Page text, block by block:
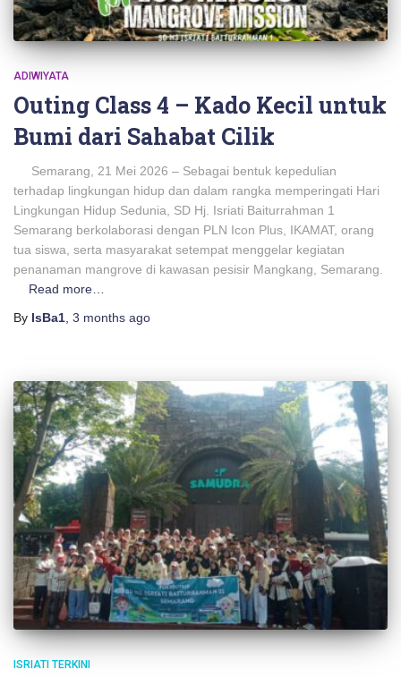
ADIWIYATA
Outing Class 4 – Kado Kecil untuk
Bumi dari Sahabat Cilik
Semarang, 21 Mei 2026 – Sebagai bentuk kepedulian
terhadap lingkungan hidup dan dalam rangka memperingati Hari
Lingkungan Hidup Sedunia, SD Hj. Isriati Baiturrahman 1
Semarang berkolaborasi dengan PLN Icon Plus, IKAMAT, orang
tua siswa, serta masyarakat setempat menggelar kegiatan
penanaman mangrove di kawasan pesisir Mangkang, Semarang.
Read more…
By IsBa1 3 months ago
ISRIATI TERKINI